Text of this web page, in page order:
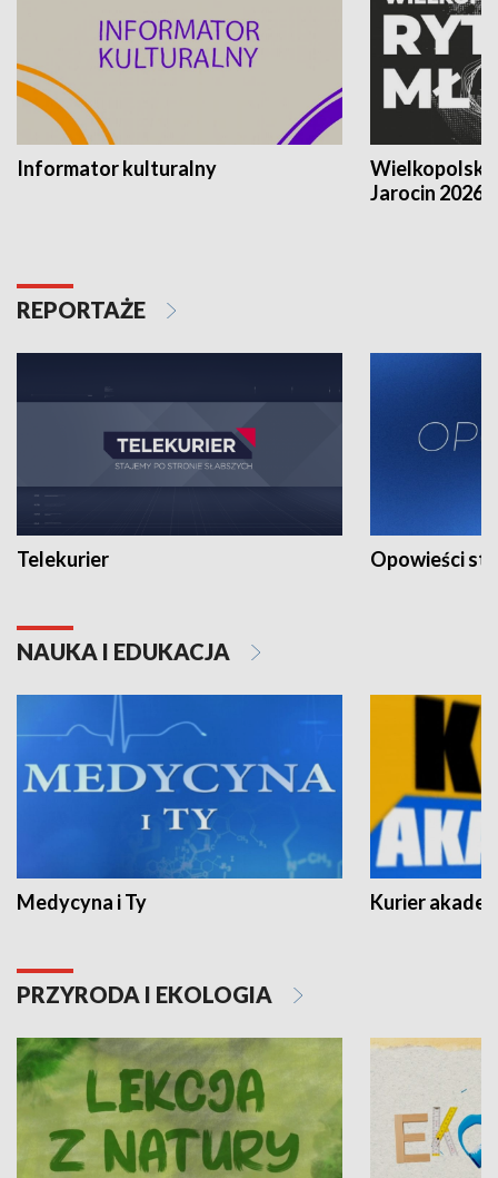
Informator kulturalny
Jarocin 2026
REPORTAŻE
Telekurier Opowieści
NAUKA I EDUKACJA
Medycyna i Ty Kurier
PRZYRODA I EKOLOGIA